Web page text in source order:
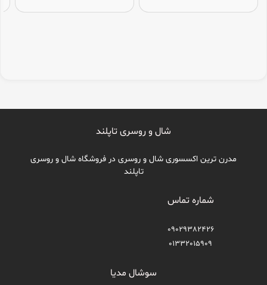
شال و روسری تاپلند
مدرن ترین اکسسوری شال و روسری در فروشگاه شال و روسری
تاپلند
شماره تماس
09029382426
01332015909
سوشال مدیا